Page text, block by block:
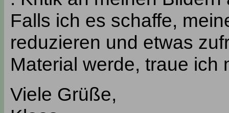
Falls ich es schaffe,
reduzieren und etwas
Material werde, traue ich
Viele Grüße,